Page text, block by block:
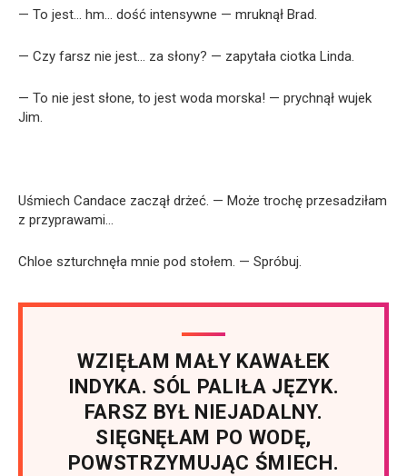
— To jest… hm… dość intensywne — mruknął Brad.
— Czy farsz nie jest… za słony? — zapytała ciotka Linda.
— To nie jest słone, to jest woda morska! — prychnął wujek
Jim.
Uśmiech Candace zaczął drżeć. — Może trochę przesadziłam
z przyprawami…
Chloe szturchnęła mnie pod stołem. — Spróbuj.
WZIĘŁAM MAŁY KAWAŁEK
INDYKA. SÓL PALIŁA JĘZYK.
FARSZ BYŁ NIEJADALNY.
SIĘGNĘŁAM PO WODĘ,
POWSTRZYMUJĄC ŚMIECH.